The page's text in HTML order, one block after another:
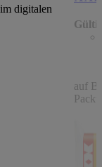
digitalen
auf